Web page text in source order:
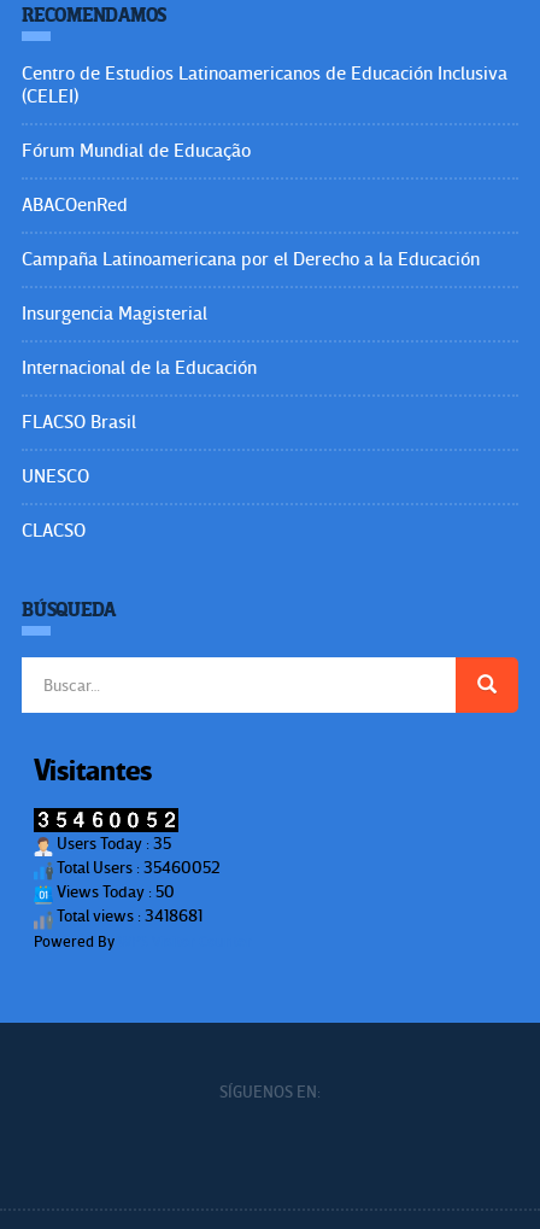
RECOMENDAMOS
Centro de Estudios Latinoamericanos de Educación Inclusiva
(CELEI)
Fórum Mundial de Educação
ABACOenRed
Campaña Latinoamericana por el Derecho a la Educación
Insurgencia Magisterial
Internacional de la Educación
FLACSO Brasil
UNESCO
CLACSO
BÚSQUEDA
Visitantes
Users Today : 35
Total Users : 35460052
Views Today : 50
Total views : 3418681
Powered By
SÍGUENOS EN: